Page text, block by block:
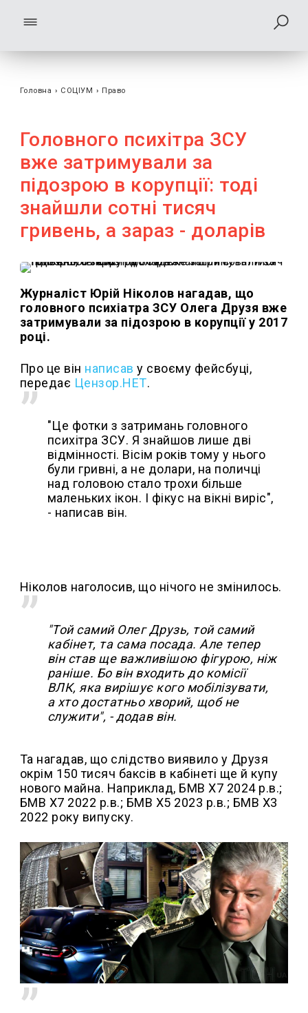
Головна › СОЦІУМ › Право
Головного психітра ЗСУ
вже затримували за
підозрою в корупції: тоді
знайшли сотні тисяч
гривень, а зараз - доларів
Журналіст Юрій Ніколов нагадав, що
головного психіатра ЗСУ Олега Друзя вже
затримували за підозрою в корупції у 2017
році.
Про це він написав у своєму фейсбуці,
передає Цензор.НЕТ.
"Це фотки з затримань головного
психітра ЗСУ. Я знайшов лише дві
відмінності. Вісім років тому у нього
були гривні, а не долари, на поличці
над головою стало трохи більше
маленьких ікон. І фікус на вікні виріс",
- написав він.
Ніколов наголосив, що нічого не змінилось.
"Той самий Олег Друзь, той самий
кабінет, та сама посада. Але тепер
він став ще важливішою фігурою, ніж
раніше. Бо він входить до комісії
ВЛК, яка вирішує кого мобілізувати,
а хто достатньо хворий, щоб не
служити", - додав він.
Та нагадав, що слідство виявило у Друзя
окрім 150 тисяч баксів в кабінеті ще й купу
нового майна. Наприклад, БМВ Х7 2024 р.в.;
БМВ Х7 2022 р.в.; БМВ Х5 2023 р.в.; БМВ Х3
2022 року випуску.